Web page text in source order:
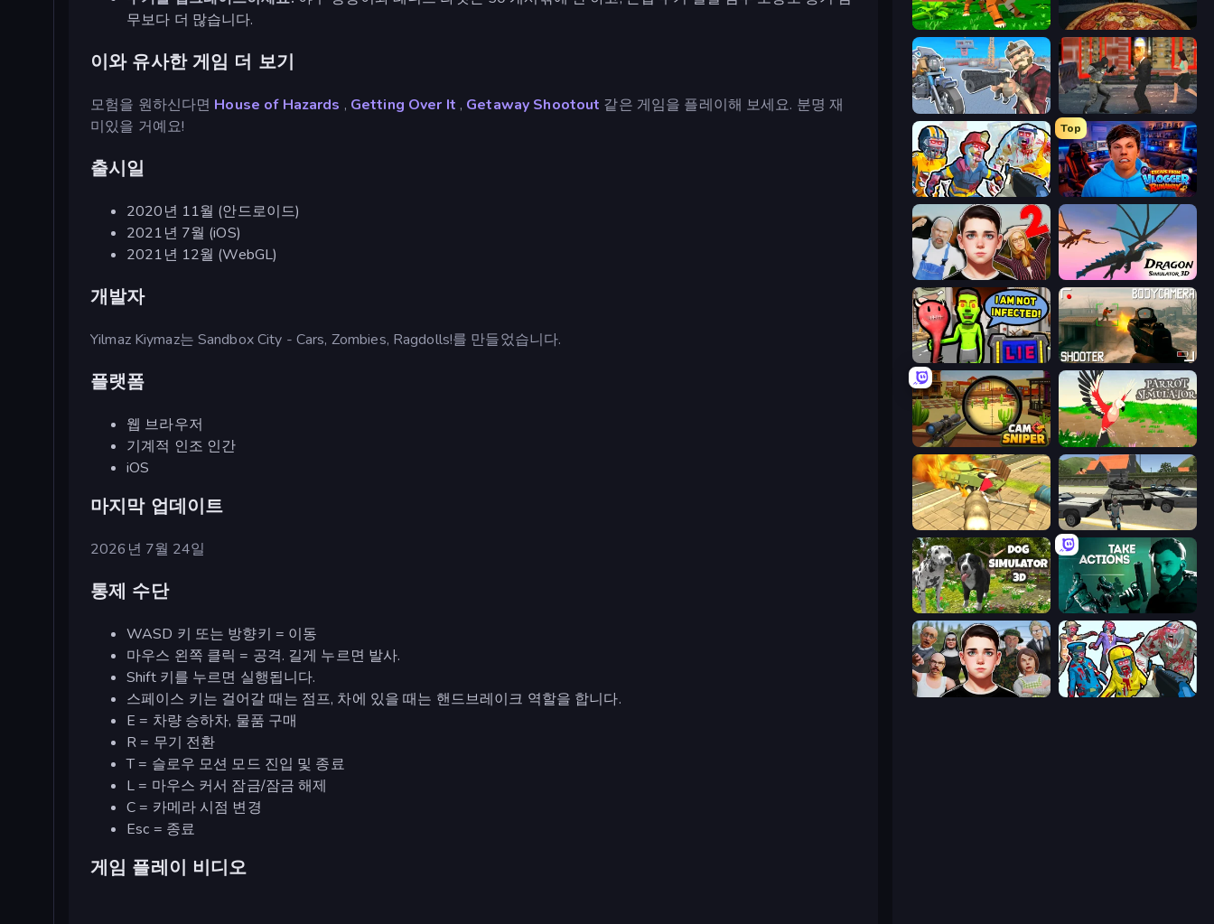
무보다 더 많습니다.
이와 유사한 게임 더 보기
모험을 원하신다면 House of Hazards , Getting Over It , Getaway Shootout 같은 게임을 플레이해 보세요. 분명 재
미있을 거예요!
출시일
2020년 11월 (안드로이드)
2021년 7월 (iOS)
2021년 12월 (WebGL)
개발자
Yilmaz Kiymaz는 Sandbox City - Cars, Zombies, Ragdolls!를 만들었습니다.
플랫폼
웹 브라우저
기계적 인조 인간
iOS
마지막 업데이트
2026년 7월 24일
통제 수단
WASD 키 또는 방향키 = 이동
마우스 왼쪽 클릭 = 공격. 길게 누르면 발사.
Shift 키를 누르면 실행됩니다.
스페이스 키는 걸어갈 때는 점프, 차에 있을 때는 핸드브레이크 역할을 합니다.
E = 차량 승하차, 물품 구매
R = 무기 전환
T = 슬로우 모션 모드 진입 및 종료
L = 마우스 커서 잠금/잠금 해제
C = 카메라 시점 변경
Esc = 종료
게임 플레이 비디오
Tiger Simulator 3D Pizza Anomalies
Shoot and Drive Bat Hero: Immortal Legend Crime Fighter
Zombies Shooter: Part 2
Top
Escape from Vlogger: Runaway
Schoolboy Escape 2 Dragon Simulator 3D
I Am Not Infected! BodyCamera Shooter
Camo Sniper Parrot Simulator
Wild Animal Zoo City Simulator
Dog Simulator 3D Take Actions
Schoolboy Escape: Runaway Zombies Shooter